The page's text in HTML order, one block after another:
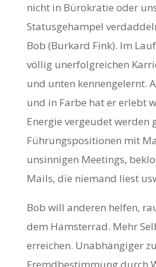
nicht in Bürokratie oder
Statusgehampel
Bob (Burkard Fink). Im
völlig unerfolgreichen
und unten kennengelernt.
und in Farbe hat er erlebt
Energie vergeudet werden
Führungspositionen mit
unsinnigen Meetings,
Mails, die niemand liest
Bob will anderen helfen,
dem Hamsterrad. Mehr
erreichen. Unabhängiger